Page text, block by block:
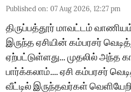
Published on: 07 Aug 2026, 12:27 pm
திருப்பத்தூர் மாவட்டம்
இருந்த ஏசியின் கம்பரசர்
ஏற்பட்டுள்ளது... முதலில் அந்த
பார்க்கலாம்.... ஏசி கம்பரசர்
வீட்டில் இருந்தவர்கள்